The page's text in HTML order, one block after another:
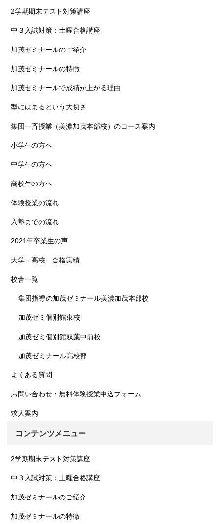
2学期期末テスト対策講座
中３入試対策：土曜合格講座
加茂ゼミナールのご紹介
加茂ゼミナールの特徴
加茂ゼミナールで成績が上がる理由
型にはまるという大切さ
集団一斉授業（美濃加茂本部校）のコース案内
小学生の方へ
中学生の方へ
高校生の方へ
体験授業の流れ
入塾までの流れ
2021年卒業生の声
大学・高校 合格実績
校舎一覧
集団指導の加茂ゼミナール美濃加茂本部校
加茂ゼミ個別館東校
加茂ゼミ個別館双葉中前校
加茂ゼミナール高校部
よくある質問
お問い合わせ・無料体験授業申込フォーム
求人案内
コンテンツメニュー
2学期期末テスト対策講座
中３入試対策：土曜合格講座
加茂ゼミナールのご紹介
加茂ゼミナールの特徴